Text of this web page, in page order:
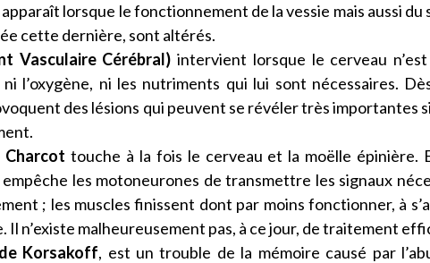
apparaît lorsque le fonctionnement de la vessie mais aussi
cette dernière, sont altérés.
Vasculaire Cérébral) intervient lorsque le cerveau
ni l’oxygène, ni les nutriments qui lui sont nécessaires.
des lésions qui peuvent se révéler très importantes
Charcot touche à la fois le cerveau et la moëlle épinière.
les motoneurones de transmettre les signaux
; les muscles finissent dont par moins fonctionner, à
Il n’existe malheureusement pas, à ce jour, de traitement
Korsakoff, est un trouble de la mémoire causé par